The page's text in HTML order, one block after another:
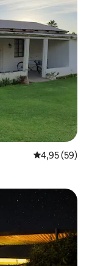
Évaluation
4,95 (59)